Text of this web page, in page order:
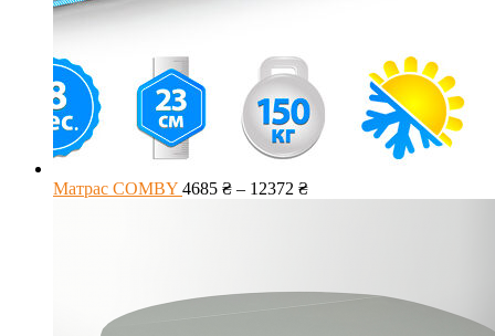
Матрас COMBY 4685 ₴ – 12372 ₴